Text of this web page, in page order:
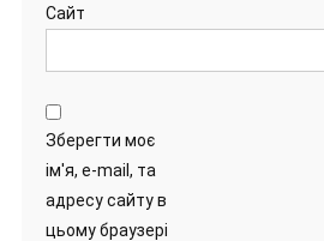
Сайт
Зберегти моє
ім'я, e-mail, та
адресу сайту в
цьому браузері